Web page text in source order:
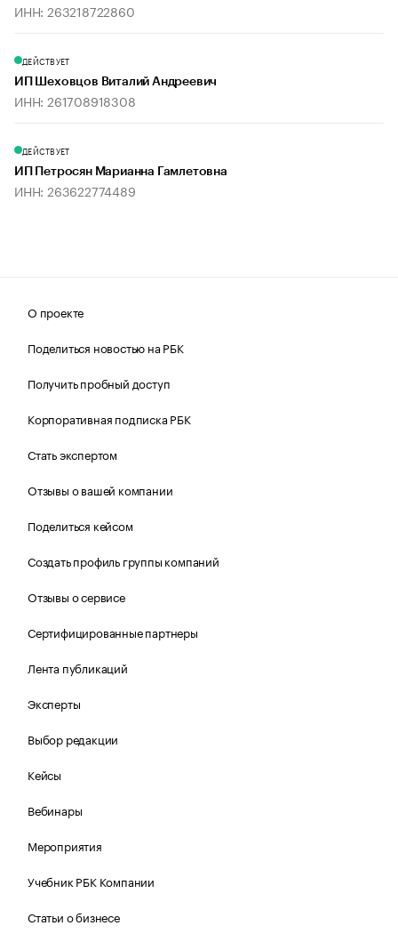
ИНН: 263218722860
ДЕЙСТВУЕТ
ИП Шеховцов Виталий Андреевич
ИНН: 261708918308
ДЕЙСТВУЕТ
ИП Петросян Марианна Гамлетовна
ИНН: 263622774489
О проекте
Поделиться новостью на РБК
Получить пробный доступ
Корпоративная подписка РБК
Стать экспертом
Отзывы о вашей компании
Поделиться кейсом
Создать профиль группы компаний
Отзывы о сервисе
Сертифицированные партнеры
Лента публикаций
Эксперты
Выбор редакции
Кейсы
Вебинары
Мероприятия
Учебник РБК Компании
Статьи о бизнесе